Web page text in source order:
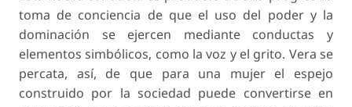
toma de conciencia de que el uso del poder y la
dominación se ejercen mediante conductas y
elementos simbólicos, como la voz y el grito. Vera se
percata, así, de que para una mujer el espejo
construido por la sociedad puede convertirse en